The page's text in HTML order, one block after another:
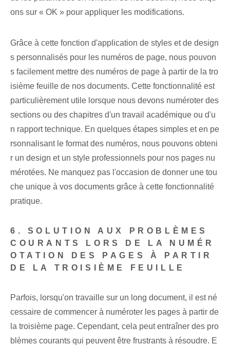
ons sur « OK » pour appliquer les modifications.
Grâce à cette fonction d'application de styles et de design
s personnalisés pour les numéros de page, nous pouvon
s facilement mettre des numéros de page à partir de la tro
isième feuille de nos documents. Cette fonctionnalité est
particulièrement utile lorsque nous devons numéroter des
sections ou des chapitres d'un travail académique ou d'u
n rapport technique. En quelques étapes simples et en pe
rsonnalisant le format des numéros, nous pouvons obteni
r un design et un style professionnels pour nos pages nu
mérotées. Ne manquez pas l'occasion de donner une tou
che unique à vos documents grâce à cette fonctionnalité
pratique.
6. SOLUTION AUX PROBLÈMES
COURANTS LORS DE LA NUMÉR
OTATION DES PAGES À PARTIR
DE LA TROISIÈME FEUILLE
Parfois, lorsqu'on travaille sur un long document, il est né
cessaire de commencer à numéroter les pages à partir de
la troisième page. Cependant, cela peut entraîner des pro
blèmes courants qui peuvent être frustrants à résoudre. E